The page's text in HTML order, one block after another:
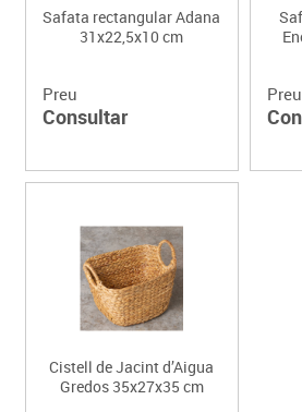
Safata rectangular Adana
31x22,5x10 cm
Preu
Consultar
Preu
Cistell de Jacint d’Aigua
Gredos 35x27x35 cm